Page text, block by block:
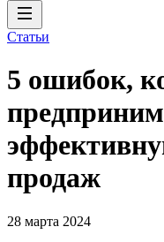
Статьи
5 ошибок,
продаж
28 марта 2024